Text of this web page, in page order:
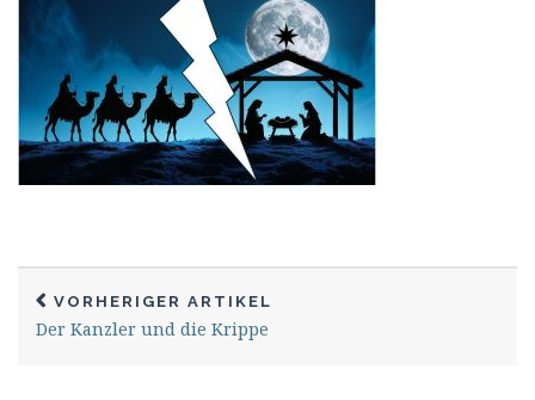
VORHERIGER ARTIKEL
Der Kanzler und die Krippe